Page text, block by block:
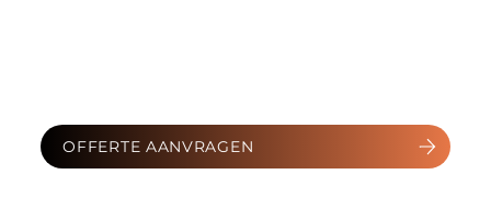
OFFERTE AANVRAGEN